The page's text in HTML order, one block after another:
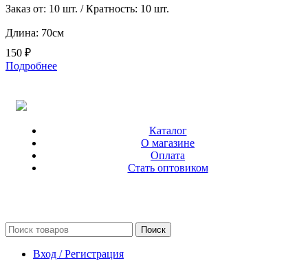
Заказ от: 10 шт. / Кратность: 10 шт.
Длина: 70см
150 ₽
Подробнее
Каталог
О магазине
Оплата
Стать оптовиком
Поиск
Вход / Регистрация